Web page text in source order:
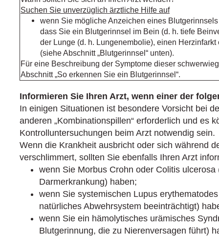
Suchen Sie unverzüglich ärztliche Hilfe auf
wenn Sie mögliche Anzeichen eines
dass Sie ein Blutgerinnsel im Bein (d. h. tiefe
der Lunge (d. h. Lungenembolie), einen
(siehe Abschnitt „Blutgerinnsel“ unten).
Für eine Beschreibung der Symptome dieser
Abschnitt „So erkennen Sie ein Blutgerinnsel“.
Informieren Sie Ihren Arzt, wenn einer der
In einigen Situationen ist besondere Vorsicht bei
anderen „Kombinationspillen“ erforderlich und es
Kontrolluntersuchungen beim Arzt notwendig sein.
Wenn die Krankheit ausbricht oder sich während
verschlimmert, sollten Sie ebenfalls Ihren Arzt
wenn Sie Morbus Crohn oder Colitis
Darmerkrankung) haben;
wenn Sie systemischen Lupus
natürliches Abwehrsystem beeinträchtigt)
wenn Sie ein hämolytisches urämisches
Blutgerinnung, die zu Nierenversagen führt)